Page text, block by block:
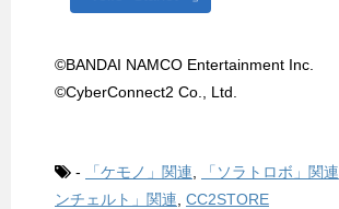
©BANDAI NAMCO Entertainment Inc.
©CyberConnect2 Co., Ltd.
- 「ケモノ」関連 「ソラトロボ」関連
ンチェルト」関連 CC2STORE